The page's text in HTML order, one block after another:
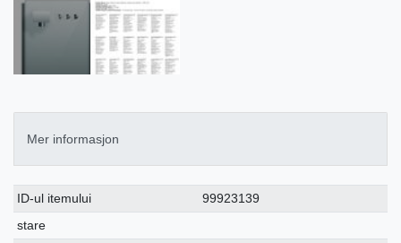
Mer informasjon
Ceres::Template.singleItemTechnicalDataAttribute
Ceres::Template.singleItemTechnicalDataValue
ID-ul itemului
99923139
stare